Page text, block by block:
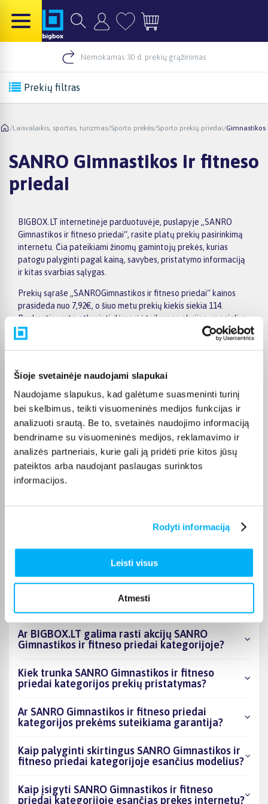
Šioje svetainėje naudojami slapukai
Naudojame slapukus, kad galėtume suasmeninti turinį
bei skelbimus, teikti visuomeninės medijos funkcijas ir
analizuoti srautą. Be to, svetainės naudojimo informaciją
bendriname su visuomeninės medijos, reklamavimo ir
analizės partneriais, kurie gali ją pridėti prie kitos jūsų
pateiktos arba naudojant paslaugas surinktos
informacijos.
Rodyti informaciją
Leisti visus
Atmesti
Nemokamas 30 d. prekių grąžinimas
Prekių filtras
/Laisvalaikis, sportas, turizmas/Sporto prekės/Sporto prekių priedai/
SANRO Gimnastikos ir fitneso
priedai
BIGBOX.LT internetinėje parduotuvėje, puslapyje „SANRO
Gimnastikos ir fitneso priedai“, rasite platų prekių pasirinkimą
internetu. Čia pateikiami žinomų gamintojų prekės, kurias
patogu palyginti pagal kainą, savybes, pristatymo informaciją
ir kitas svarbias sąlygas.
Prekių sąraše „SANROGimnastikos ir fitneso priedai“ kainos
prasideda nuo 7,92€, o šiuo metu prekių kiekis siekia 114.
Renkantis verta atkreipti dėmesį į taikomas akcijas, specialius
pasiūlymus, techninius parametrus bei papildomas pirkimo
sąlygas, kad būtų lengviau išsirinkti geriausiai jūsų poreikius
Papildomi pasirinkimai ir prekių savybių filtrai padeda patogiai
susiaurinti asortimentą ir greičiau rasti tinkamą prekę.
Peržiūrėkite „SANROGimnastikos ir fitneso priedai“ pasiūlymus
BIGBOX.LT, palyginkite prekes ir pirkite internetu patogiai.
Pasirinktą prekę pristatysime per jos aprašyme nurodytą
terminą.
DUK
Kokie SANRO Gimnastikos ir fitneso priedai
Kiek prekių yra SANRO Gimnastikos ir fitneso
priedai kategorijos asortimente ir kokia
Ar BIGBOX.LT galima rasti akcijų SANRO
Gimnastikos ir fitneso priedai kategorijoje?
Kiek trunka SANRO Gimnastikos ir fitneso
priedai kategorijos prekių pristatymas?
Ar SANRO Gimnastikos ir fitneso priedai
kategorijos prekėms suteikiama garantija?
Kaip palyginti skirtingus SANRO Gimnastikos ir
fitneso priedai kategorijoje esančius modelius?
Kaip įsigyti SANRO Gimnastikos ir fitneso
priedai kategorijoje esančias prekes internetu?